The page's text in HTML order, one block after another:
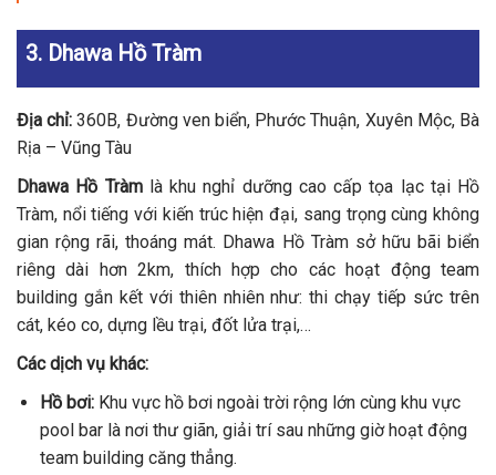
3. Dhawa Hồ Tràm
Địa chỉ: 360B, Đường ven biển, Phước Thuận, Xuyên Mộc, Bà
Rịa – Vũng Tàu
Dhawa Hồ Tràmlà khu nghỉ dưỡng cao cấp tọa lạc tại Hồ
Tràm, nổi tiếng với kiến trúc hiện đại, sang trọng cùng không
gian rộng rãi, thoáng mát. Dhawa Hồ Tràm sở hữu bãi biển
riêng dài hơn 2km, thích hợp cho các hoạt động team
building gắn kết với thiên nhiên như: thi chạy tiếp sức trên
cát, kéo co, dựng lều trại, đốt lửa trại,…
Các dịch vụ khác:
Hồ bơi:Khu vực hồ bơi ngoài trời rộng lớn cùng khu vực
pool bar là nơi thư giãn, giải trí sau những giờ hoạt động
team building căng thẳng.